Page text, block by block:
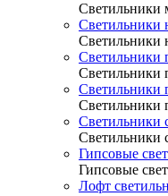
Светильники
Светильники
Светильники
Светильники
Светильники
Светильники
Светильники
Светильники
Светильники
Гипсовые
Гипсовые
Лофт